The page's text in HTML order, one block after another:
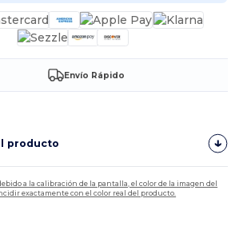
Envío Rápido
producto
a la calibración de la pantalla, el color de la imagen del
exactamente con el color real del producto.